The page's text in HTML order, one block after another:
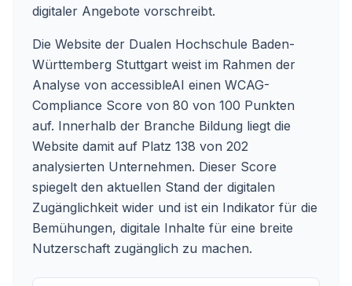
digitaler Angebote vorschreibt.
Die Website der Dualen Hochschule Baden-
Württemberg Stuttgart weist im Rahmen der
Analyse von accessibleAI einen WCAG-
Compliance Score von 80 von 100 Punkten
auf. Innerhalb der Branche Bildung liegt die
Website damit auf Platz 138 von 202
analysierten Unternehmen. Dieser Score
spiegelt den aktuellen Stand der digitalen
Zugänglichkeit wider und ist ein Indikator für die
Bemühungen, digitale Inhalte für eine breite
Nutzerschaft zugänglich zu machen.